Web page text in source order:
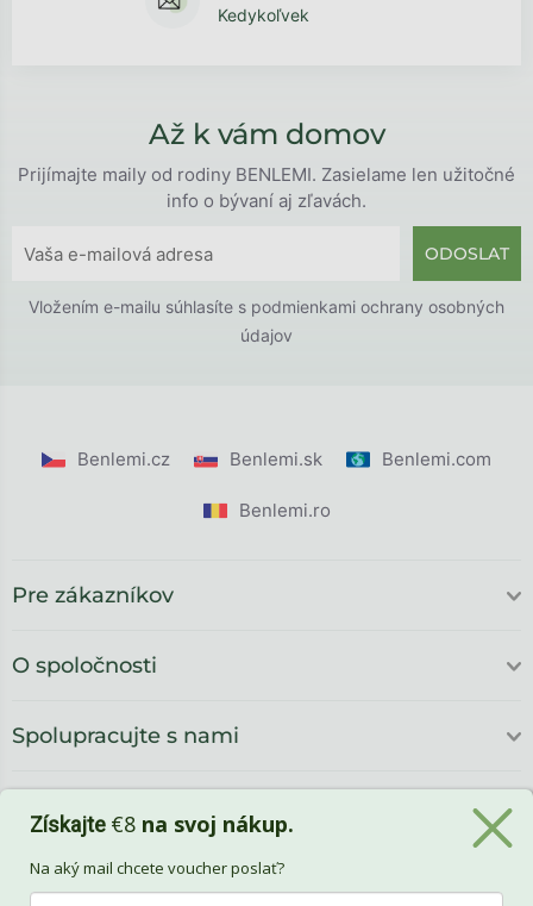
Kedykoľvek
Až k vám domov
Prijímajte maily od rodiny BENLEMI. Zasielame len užitočné
info o bývaní aj zľavách.
ODOSLAT
Vložením e-mailu súhlasíte s podmienkami ochrany osobných
údajov
Benlemi.cz Benlemi.sk Benlemi.com
Benlemi.ro
Pre zákazníkov
O spoločnosti
Spolupracujte s nami
Získajte €8 na svoj nákup.
Na aký mail chcete voucher poslať?